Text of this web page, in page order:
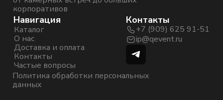
корпоративов
Навигация
Каталог
О нас
Доставка и оплата
Контакты
Частые вопросы
Контакты
+7 (909) 625 91-51
ip@qevent.ru
Политика обработки персональных
данных